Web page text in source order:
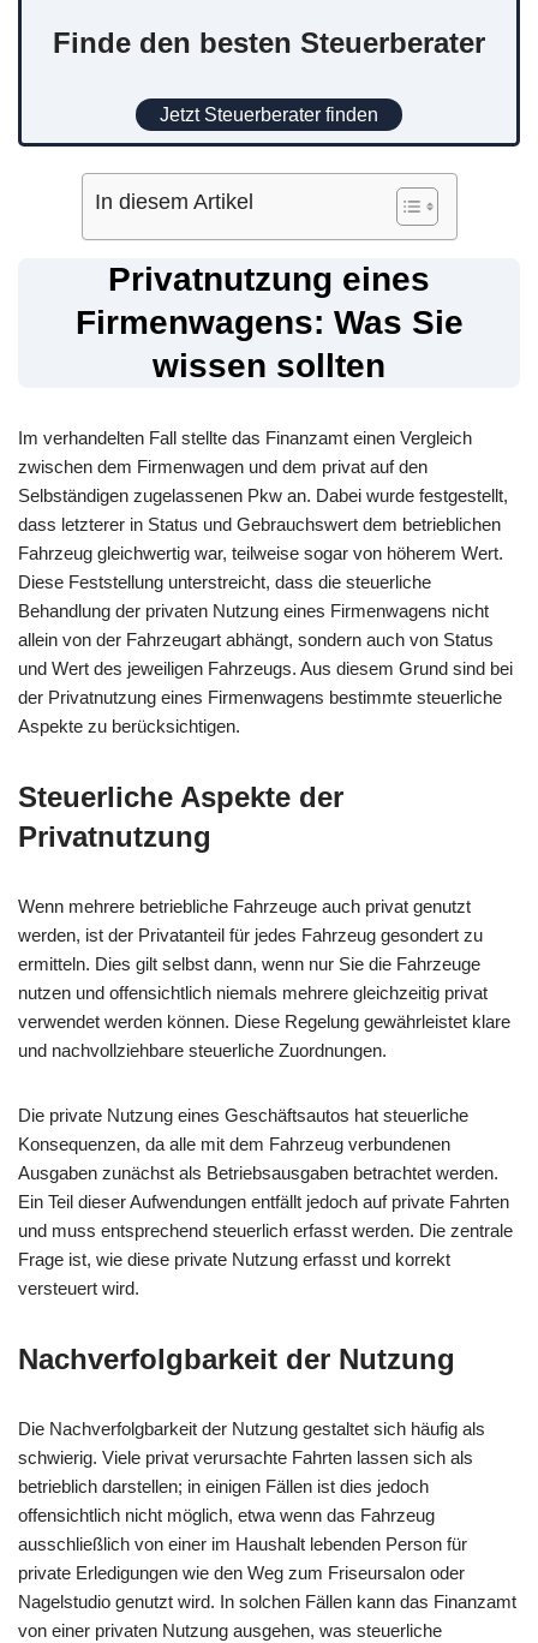
Finde den besten Steuerberater
Jetzt Steuerberater finden
In diesem Artikel
Privatnutzung eines
Firmenwagens: Was Sie
wissen sollten
Im verhandelten Fall stellte das Finanzamt einen Vergleich
zwischen dem Firmenwagen und dem privat auf den
Selbständigen zugelassenen Pkw an. Dabei wurde festgestellt,
dass letzterer in Status und Gebrauchswert dem betrieblichen
Fahrzeug gleichwertig war, teilweise sogar von höherem Wert.
Diese Feststellung unterstreicht, dass die steuerliche
Behandlung der privaten Nutzung eines Firmenwagens nicht
allein von der Fahrzeugart abhängt, sondern auch von Status
und Wert des jeweiligen Fahrzeugs. Aus diesem Grund sind bei
der Privatnutzung eines Firmenwagens bestimmte steuerliche
Aspekte zu berücksichtigen.
Steuerliche Aspekte der
Privatnutzung
Wenn mehrere betriebliche Fahrzeuge auch privat genutzt
werden, ist der Privatanteil für jedes Fahrzeug gesondert zu
ermitteln. Dies gilt selbst dann, wenn nur Sie die Fahrzeuge
nutzen und offensichtlich niemals mehrere gleichzeitig privat
verwendet werden können. Diese Regelung gewährleistet klare
und nachvollziehbare steuerliche Zuordnungen.
Die private Nutzung eines Geschäftsautos hat steuerliche
Konsequenzen, da alle mit dem Fahrzeug verbundenen
Ausgaben zunächst als Betriebsausgaben betrachtet werden.
Ein Teil dieser Aufwendungen entfällt jedoch auf private Fahrten
und muss entsprechend steuerlich erfasst werden. Die zentrale
Frage ist, wie diese private Nutzung erfasst und korrekt
versteuert wird.
Nachverfolgbarkeit der Nutzung
Die Nachverfolgbarkeit der Nutzung gestaltet sich häufig als
schwierig. Viele privat verursachte Fahrten lassen sich als
betrieblich darstellen; in einigen Fällen ist dies jedoch
offensichtlich nicht möglich, etwa wenn das Fahrzeug
ausschließlich von einer im Haushalt lebenden Person für
private Erledigungen wie den Weg zum Friseursalon oder
Nagelstudio genutzt wird. In solchen Fällen kann das Finanzamt
von einer privaten Nutzung ausgehen, was steuerliche